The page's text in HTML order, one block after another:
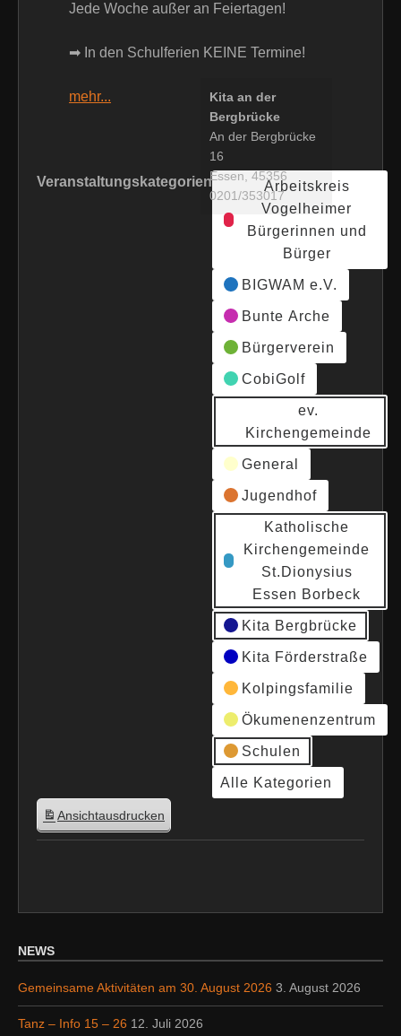
Jede Woche außer an Feiertagen!
➡ In den Schulferien KEINE Termine!
Kita an der
Bergbrücke
An der Bergbrücke
16
Essen,45356
0201/353017
mehr...
Veranstaltungskategorien
Arbeitskreis
Vogelheimer
Bürgerinnen und
Bürger
BIGWAM e.V.
Bunte Arche
Bürgerverein
CobiGolf
ev.
Kirchengemeinde
General
Jugendhof
Katholische
Kirchengemeinde
St.Dionysius
Essen Borbeck
Kita Bergbrücke
Kita Förderstraße
Kolpingsfamilie
Ökumenenzentrum
Schulen
Alle Kategorien
Ansichtausdrucken
NEWS
Gemeinsame Aktivitäten am 30. August 2026 3. August 2026
Tanz – Info 15 – 26 12. Juli 2026